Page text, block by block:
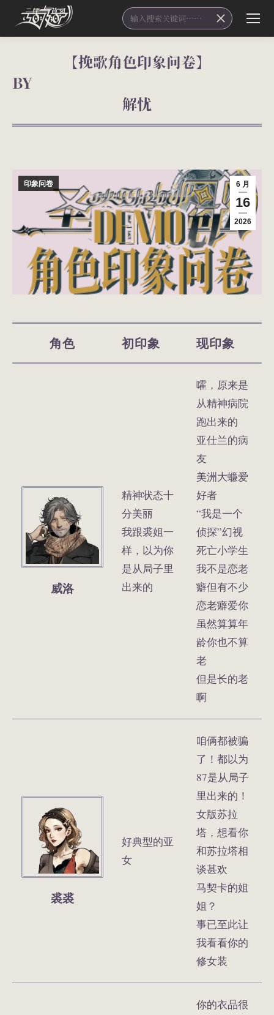
Search:
【挽歌角色印象问卷】
解忧
您在这里：
6 月
16
2026
印象问卷
角色 初印象 现印象
威洛
精神状态十
分美丽
我跟裘姐一
样，以为你
是从局子里
出来的
嚯，原来是
从精神病院
跑出来的
亚仕兰的病
友
美洲大蠊爱
好者
“我是一个
侦探”幻视
死亡小学生
我不是恋老
癖但有不少
恋老癖爱你
虽然算算年
龄你也不算
老
但是长的老
啊
裘裘
好典型的亚
女
咱俩都被骗
了！都以为
87是从局子
里出来的！
女版苏拉
塔，想看你
和苏拉塔相
谈甚欢
马契卡的姐
姐？
事已至此让
我看看你的
修女装
你的衣品很